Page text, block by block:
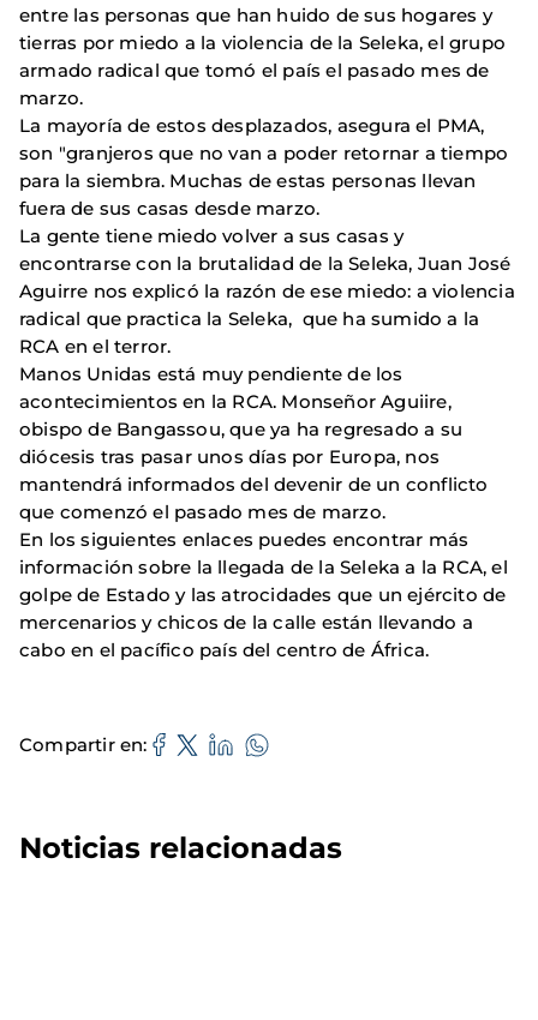
entre las personas que han huido de sus hogares y
tierras por miedo a la violencia de la Seleka, el grupo
armado radical que tomó el país el pasado mes de
marzo.
La mayoría de estos desplazados, asegura el PMA,
son "granjeros que no van a poder retornar a tiempo
para la siembra. Muchas de estas personas llevan
fuera de sus casas desde marzo.
La gente tiene miedo volver a sus casas y
encontrarse con la brutalidad de la Seleka, Juan José
Aguirre nos explicó la razón de ese miedo: a violencia
radical que practica la Seleka, que ha sumido a la
RCA en el terror.
Manos Unidas está muy pendiente de los
acontecimientos en la RCA. Monseñor Aguiire,
obispo de Bangassou, que ya ha regresado a su
diócesis tras pasar unos días por Europa, nos
mantendrá informados del devenir de un conflicto
que comenzó el pasado mes de marzo.
En los siguientes enlaces puedes encontrar más
información sobre la llegada de la Seleka a la RCA, el
golpe de Estado y las atrocidades que un ejército de
mercenarios y chicos de la calle están llevando a
cabo en el pacífico país del centro de África.
Compartir en
Noticias relacionadas